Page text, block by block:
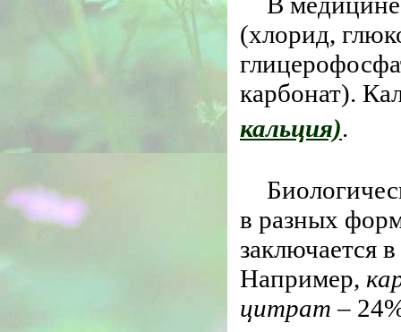
(хлорид,
карбонат).
кальция).
в разных
заключается
Например,
цитрат –